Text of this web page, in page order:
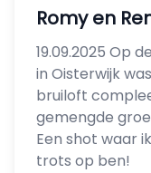
Romy en
19.09.2025 Op
in Oisterwijk
bruiloft
gemengde
Een shot waar
trots op ben!